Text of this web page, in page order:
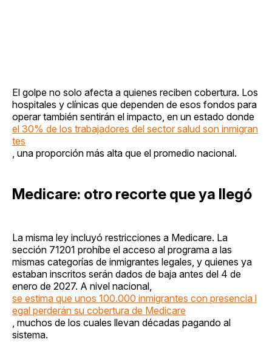
El golpe no solo afecta a quienes reciben cobertura. Los
hospitales y clínicas que dependen de esos fondos para
operar también sentirán el impacto, en un estado donde
el 30% de los trabajadores del sector salud son inmigran
tes
, una proporción más alta que el promedio nacional.
Medicare: otro recorte que ya llegó
La misma ley incluyó restricciones a Medicare. La
sección 71201 prohíbe el acceso al programa a las
mismas categorías de inmigrantes legales, y quienes ya
estaban inscritos serán dados de baja antes del 4 de
enero de 2027. A nivel nacional,
se estima que unos 100.000 inmigrantes con presencia l
egal perderán su cobertura de Medicare
, muchos de los cuales llevan décadas pagando al
sistema.